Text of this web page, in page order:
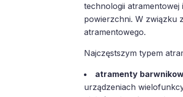
technologii
powierzchni. W związku
atramentowego.
Najczęstszym typem
atramenty
urządzeniach